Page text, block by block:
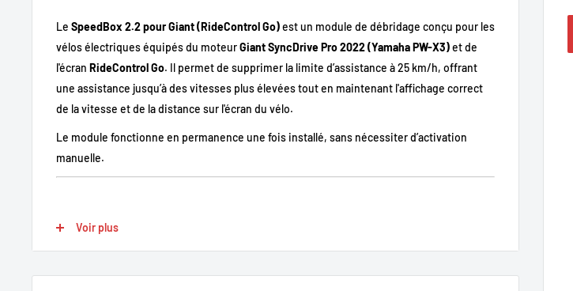
Le SpeedBox 2.2 pour Giant (RideControl Go)est un module de débridage conçu pour les
vélos électriques équipés du moteurGiant SyncDrive Pro 2022 (Yamaha PW-X3)et de
l'écran RideControl Go. Il permet de supprimer la limite d’assistance à 25 km/h, offrant
une assistance jusqu’à des vitesses plus élevées tout en maintenant l'affichage correct
de la vitesse et de la distance sur l'écran du vélo.
Le module fonctionne en permanence une fois installé, sans nécessiter d’activation
manuelle.
Points forts
Voir plus